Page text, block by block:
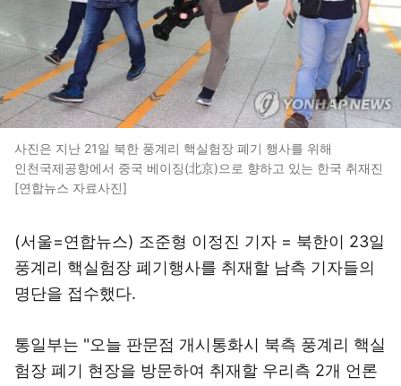
사진은 지난 21일 북한 풍계리 핵실험장 폐기 행사를 위해
인천국제공항에서 중국 베이징(北京)으로 향하고 있는 한국 취재진
[연합뉴스 자료사진]
(서울=연합뉴스) 조준형 이정진 기자 = 북한이 23일
풍계리 핵실험장 폐기행사를 취재할 남측 기자들의
명단을 접수했다.
통일부는 "오늘 판문점 개시통화시 북측 풍계리 핵실
험장 폐기 현장을 방문하여 취재할 우리측 2개 언론